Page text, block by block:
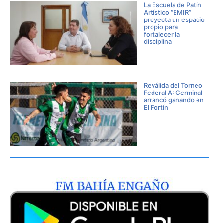
La Escuela de Patín
Artístico “EMIR”
proyecta un espacio
propio para
fortalecer la
disciplina
Reválida del Torneo
Federal A: Germinal
arrancó ganando en
El Fortín